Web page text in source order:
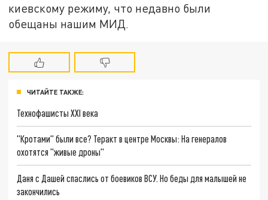
киевскому режиму, что недавно были
обещаны нашим МИД.
ЧИТАЙТЕ ТАКЖЕ:
Технофашисты XXI века
"Кротами" были все? Теракт в центре Москвы: На генералов
охотятся "живые дроны"
Даня с Дашей спаслись от боевиков ВСУ. Но беды для малышей не
закончились